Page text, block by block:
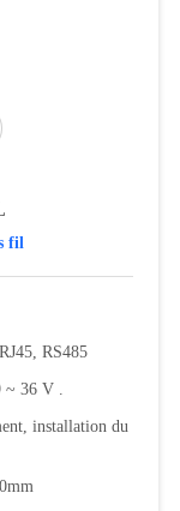
fil
RS485
36 V .
installation du